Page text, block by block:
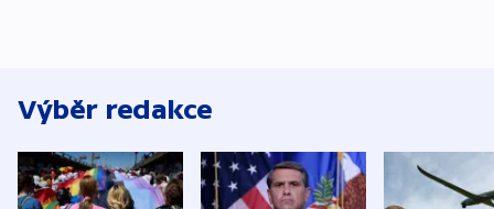
Výběr redakce